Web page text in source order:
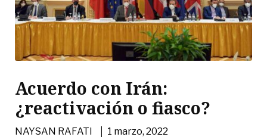
Acuerdo con Irán:
¿reactivación o fiasco?
NAYSAN RAFATI | 1 marzo, 2022